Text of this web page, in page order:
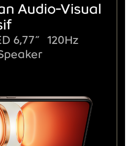
Audio-Visual
6,77″ 120Hz